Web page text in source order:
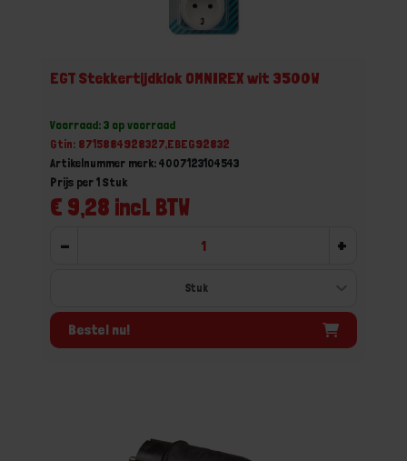
EGT Stekkertijdklok OMNIREX wit 3500W
Voorraad: 3 op voorraad
Gtin: 8715884928327,EBEG92832
Artikelnummer merk: 4007123104543
€ 9,28 incl. BTW
Prijs per 1 Stuk
- +
Bestel nu!